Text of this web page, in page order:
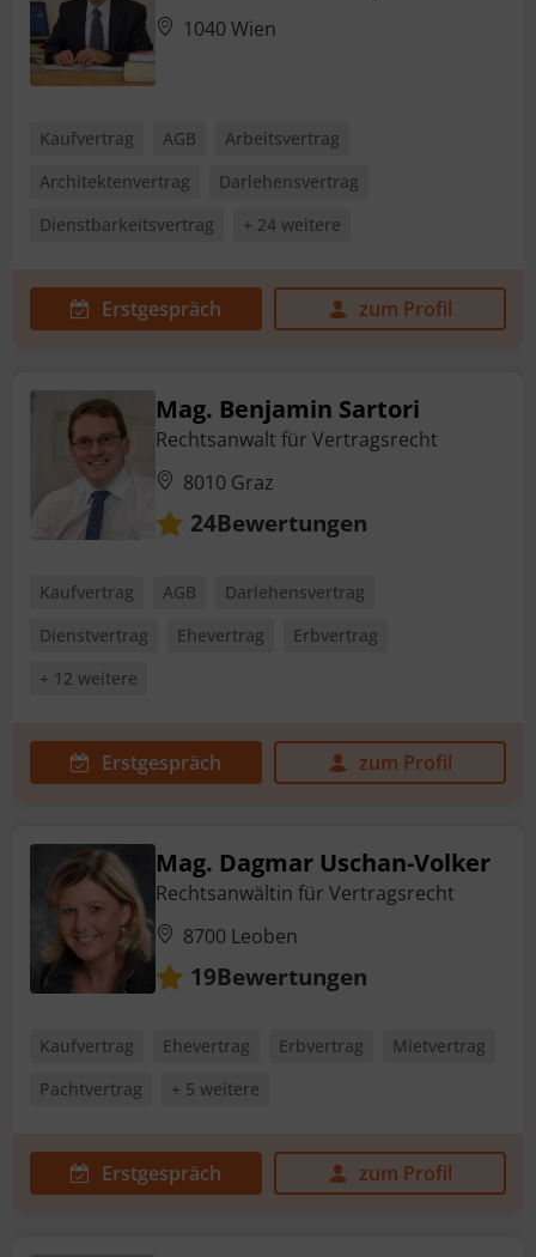
1040 Wien
Kaufvertrag AGB
Arbeitsvertrag
Architektenvertrag
Darlehensvertrag
Dienstbarkeitsvertrag
+ 24 weitere
Erstgespräch zum Profil
Mag. Benjamin Sartori
Rechtsanwalt für Vertragsrecht
8010 Graz
24Bewertungen
Kaufvertrag AGB
Darlehensvertrag
Dienstvertrag
Ehevertrag
Erbvertrag
+ 12 weitere
Erstgespräch zum Profil
Mag. Dagmar Uschan-Volker
Rechtsanwältin für Vertragsrecht
8700 Leoben
19Bewertungen
Kaufvertrag Ehevertrag Erbvertrag
Mietvertrag
Pachtvertrag
+ 5 weitere
Erstgespräch zum Profil